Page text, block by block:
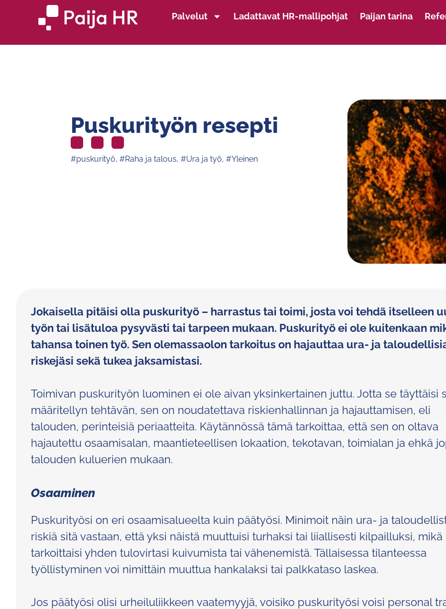
Palvelut Ladattavat HR-mallipohjat Paijan tarina
Puskurityön resepti
#puskurityö, #Raha ja talous, #Ura ja työ, #Yleinen
Jokaisella pitäisi olla puskurityö – harrastus tai toimi, josta voi tehdä itselleen
työn tai lisätuloa pysyvästi tai tarpeen mukaan. Puskurityö ei ole kuitenkaan
tahansa toinen työ. Sen olemassaolon tarkoitus on hajauttaa ura- ja
riskejäsi sekä tukea jaksamistasi.
Toimivan puskurityön luominen ei ole aivan yksinkertainen juttu. Jotta se täyttäisi
määritellyn tehtävän, sen on noudatettava riskienhallinnan ja hajauttamisen, eli
talouden, perinteisiä periaatteita. Käytännössä tämä tarkoittaa, että sen on oltava
hajautettu osaamisalan, maantieteellisen lokaation, tekotavan, toimialan ja ehkä
talouden kuluerien mukaan.
Osaaminen
Puskurityösi on eri osaamisalueelta kuin päätyösi. Minimoit näin ura- ja
riskiä sitä vastaan, että yksi näistä muuttuisi turhaksi tai liiallisesti kilpailluksi, mikä
tarkoittaisi yhden tulovirtasi kuivumista tai vähenemistä. Tällaisessa tilanteessa
työllistyminen voi nimittäin muuttua hankalaksi tai palkkataso laskea.
Jos päätyösi olisi urheiluliikkeen vaatemyyjä, voisiko puskurityösi voisi personal